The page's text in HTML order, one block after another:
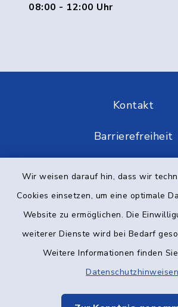
Wir weisen darauf hin, dass wir
Cookies einsetzen, um eine optimale
Website zu ermöglichen. Die
weiterer Dienste wird bei Bedarf
Weitere Informationen finden
08:00 - 12:00 Uhr
Kontakt
Barrierefreiheit
Impressum
Elektronische
Sitemap
Cookie-